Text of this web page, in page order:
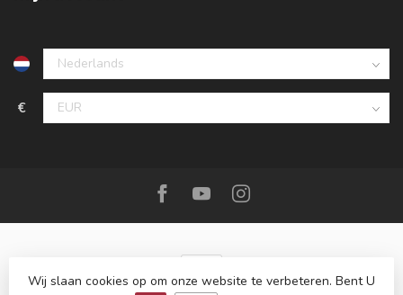
€
Wij slaan cookies op om onze website te verbeteren. Bent U